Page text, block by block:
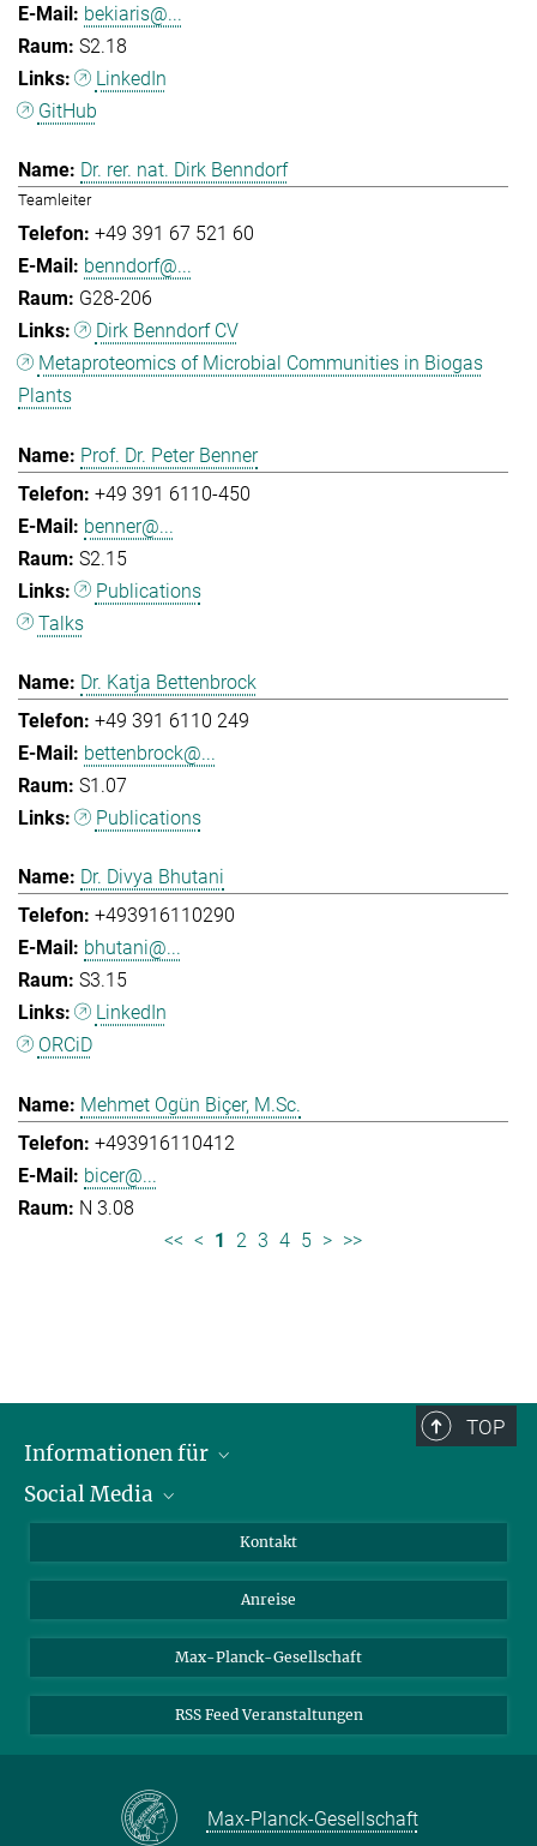
bekiaris@...
S2.18
LinkedIn
GitHub
Dr. rer. nat. Dirk Benndorf
Teamleiter
+49 391 67 521 60
benndorf@...
G28-206
Dirk Benndorf CV
Metaproteomics of Microbial Communities in Biogas
Plants
Prof. Dr. Peter Benner
+49 391 6110-450
benner@...
S2.15
Publications
Talks
Dr. Katja Bettenbrock
+49 391 6110 249
bettenbrock@...
S1.07
Publications
Dr. Divya Bhutani
+493916110290
bhutani@...
S3.15
LinkedIn
ORCiD
Mehmet Ogün Biçer, M.Sc.
+493916110412
bicer@...
N 3.08
<< < 1 2 3 4 5 > >>
TOP
Informationen für
Wissenschaftlerinnen und Wissenschaftler
Bewerberinnen und Bewerber
Medienvertreter
Schülerinnen und Schüler
Social Media
YouTube
Mastodon
Kontakt
Anreise
Max-Planck-Gesellschaft
RSS Feed Veranstaltungen
Max-Planck-Gesellschaft